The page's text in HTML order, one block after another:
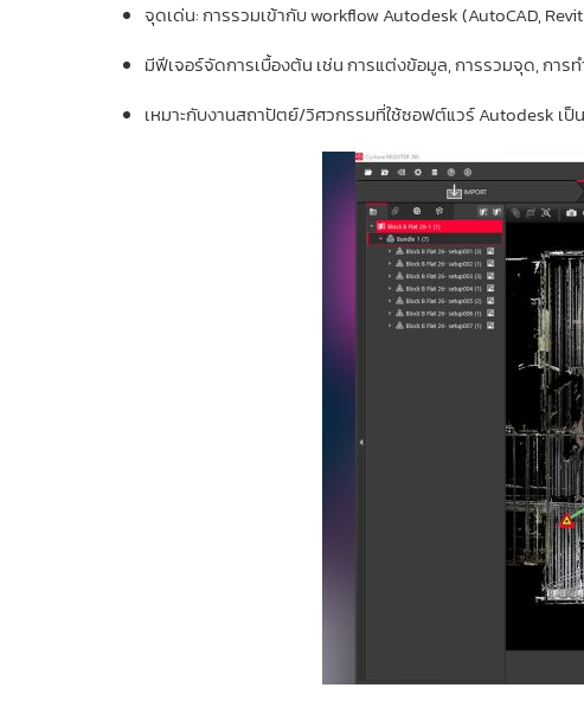
จุดเด่น: การรวมเข้ากับ workflow Autodesk (AutoCAD,
มีฟีเจอร์จัดการเบื้องต้น เช่น การแต่งข้อมูล, การรวมจุด, การ
เหมาะกับงานสถาปัตย์/วิศวกรรมที่ใช้ซอฟต์แวร์ Autodesk เป็